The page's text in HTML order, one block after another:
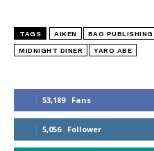
53,189 Fans
5,056 Follower
TAGS AIKEN BAO PUBLISHING
MIDNIGHT DINER YARO ABE